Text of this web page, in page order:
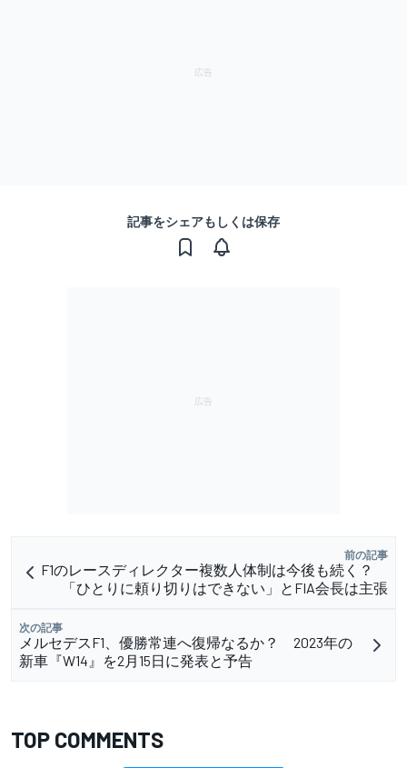
記事をシェアもしくは保存
前の記事
F1のレースディレクター複数人体制は今後も続く？
「ひとりに頼り切りはできない」とFIA会長は主張
次の記事
メルセデスF1、優勝常連へ復帰なるか？ 2023年の
新車『W14』を2月15日に発表と予告
TOP COMMENTS